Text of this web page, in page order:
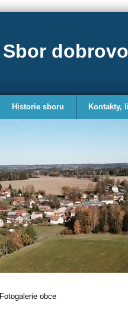
Sbor
Historie sboru Kontakty,
Fotogalerie obce